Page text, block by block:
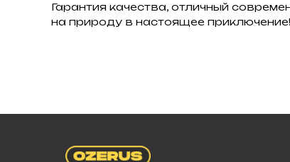
Гарантия качества, отличный
на природу в настоящее приключение!